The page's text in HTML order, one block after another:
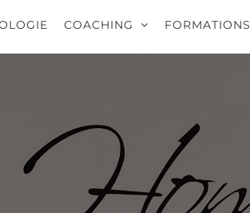
COACHING FORMATIONS